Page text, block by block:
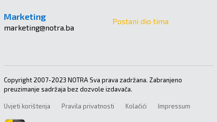
Marketing
marketing@notra.ba
Postani dio tima
Copyright 2007-2023 NOTRA Sva prava zadržana. Zabranjeno
preuzimanje sadržaja bez dozvole izdavača.
Uvjeti korištenja Pravila privatnosti Kolačići Impressum